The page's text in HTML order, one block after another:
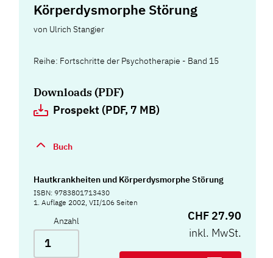
Körperdysmorphe Störung
von Ulrich Stangier
Reihe: Fortschritte der Psychotherapie - Band 15
Downloads (PDF)
Prospekt (PDF, 7 MB)
Buch
Hautkrankheiten und Körperdysmorphe Störung
ISBN: 9783801713430
1. Auflage 2002, VII/106 Seiten
Anzahl
CHF 27.90
inkl. MwSt.